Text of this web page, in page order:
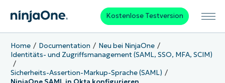
Kostenlose Testversion
Home Documentation
Neu bei NinjaOne
Identitäts- und Zugriffsmanagement (SAML, SSO, MFA, SCIM)
Sicherheits-Assertion-Markup-Sprache (SAML)